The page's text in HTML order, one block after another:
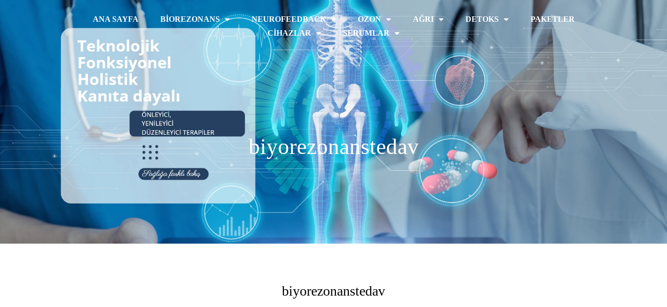
ANA SAYFA BIOREZONANS NEUROFEEDBACK OZON AĞRI DETOKS
PAKETLER
CIHAZLAR
SERUMLAR
biyorezonanstedav
biyorezonanstedav